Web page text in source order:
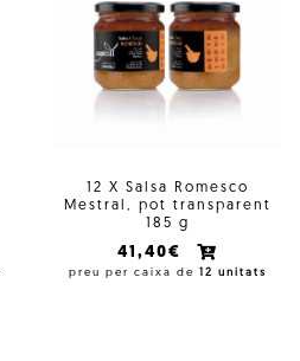
12 X Salsa Romesco
Mestral, pot transparent
185 g
41,40€
preu per caixa de 12 unitats